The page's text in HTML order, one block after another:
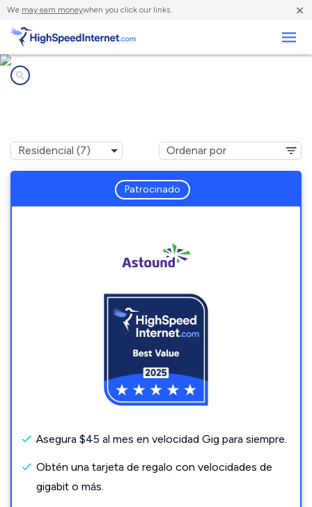
We may earn moneywhen you click our links. ×
Patrocinado
Asegura $45 al mes en velocidad Gig para siempre.
Obtén una tarjeta de regalo con velocidades de
gigabit o más.